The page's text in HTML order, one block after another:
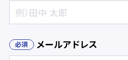
メールアドレス